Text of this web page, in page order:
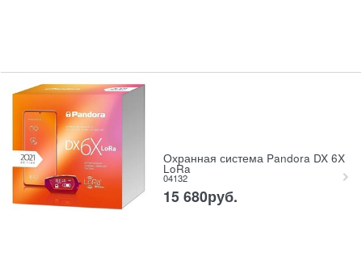
Охранная система Pandora DX 6X
LoRa
04132
15 680руб.